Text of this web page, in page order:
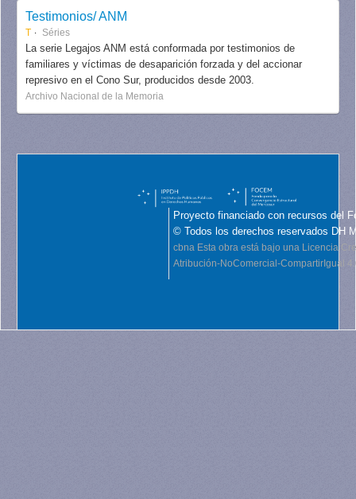
Testimonios/ ANM
T Séries
La serie Legajos ANM está conformada por testimonios de
familiares y víctimas de desaparición forzada y del accionar
represivo en el Cono Sur, producidos desde 2003.
Archivo Nacional de la Memoria
Proyecto financiado con recursos del
© Todos los derechos reservados DH
cbna Esta obra está bajo una Licencia
Atribución-NoComercial-CompartirIgual